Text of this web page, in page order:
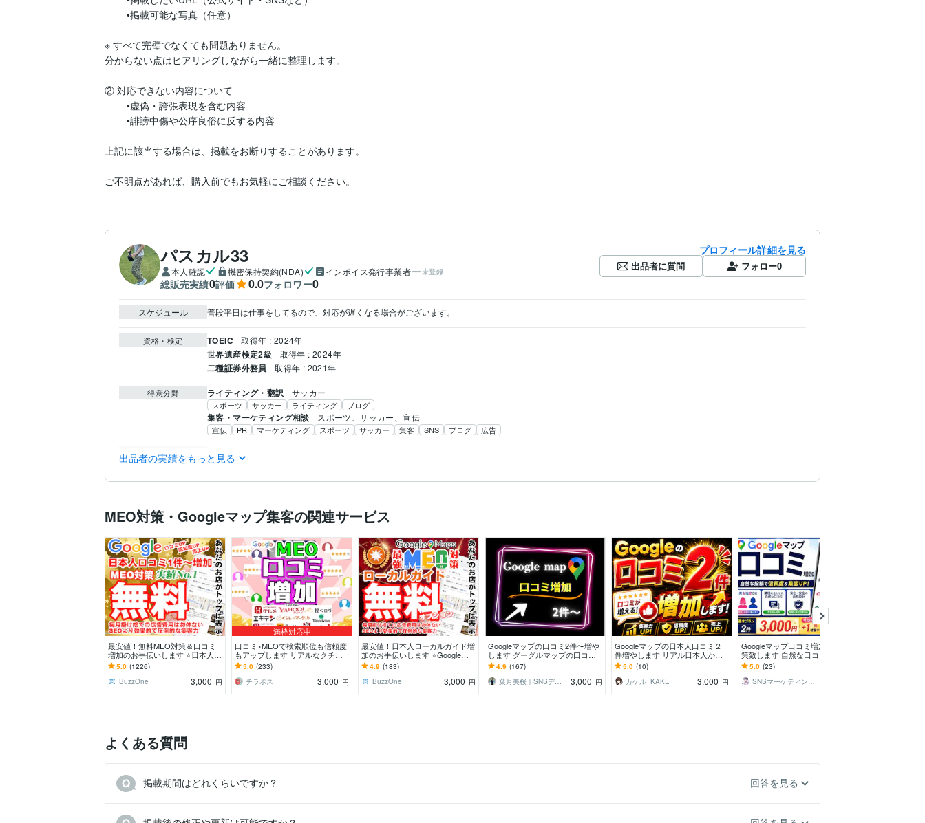
※ すべて完璧でなくても問題ありません。
分からない点はヒアリングしながら一緒に整理します。
② 対応できない内容について
上記に該当する場合は、掲載をお断りすることがあります。
パスカル33
本人確認 機密保持契約(NDA) インボイス発行事業者 未登録
総販売実績0評価 0.0フォロワー0
プロフィール詳細を見る
出品者に質問 フォロー0
スケジュール 普段平日は仕事をしてるので、対応が遅くなる場合がございます。
資格・検定 TOEIC 取得年 : 2024年
世界遺産検定2級 取得年 : 2024年
二種証券外務員 取得年 : 2021年
得意分野 ライティング・翻訳 サッカー
スポーツ サッカー ライティング ブログ
集客・マーケティング相談 スポーツ、サッカー、宣伝
宣伝 PR マーケティング スポーツ サッカー 集客 SNS ブログ 広告
学歴 関西大学
出品者の実績をもっと見る
MEO対策・Googleマップ集客の関連サービス
最安値！無料MEO対策＆口コミ
増加のお手伝いします ⭐️日本人か
らの最適なワードを含む対策でG
oogle上位表示
5.0 (1226)
BuzzOne
3,000 円
満枠対応中
口コミ×MEOで検索順位も信頼度
もアップします リアルなクチコ
ミで信頼と来店数アップ！
5.0 (233)
チラポス
3,000 円
最安値！日本人ローカルガイド増
加のお手伝いします ⭐Google認
定ローカルガイドは評価が高く信
頼性を高めます
4.9 (183)
BuzzOne
3,000 円
Googleマップの口コミ2件〜増や
します グーグルマップの口コミ
増加します/保証有り
4.9 (167)
葉月美桜｜SNSデザイナー
3,000 円
Googleマップの日本人口コミ２
件増やします リアル日本人から
の口コミで集客、信頼度アップの
サポート！
5.0 (10)
カケル_KAKE
3,000 円
Googleマップ口コミ増加MEO対
策致します 自然な口コミで信頼
度&集客UP！
5.0 (23)
SNSマーケティング英
よくある質問
掲載期間はどれくらいですか？ 回答を見る